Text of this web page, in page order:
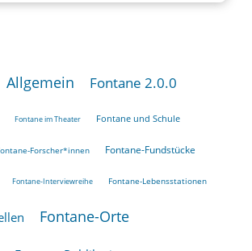
Allgemein Fontane 2.0.0
Fontane im Theater Fontane und Schule
Forscher*innen Fontane-Fundstücke
Fontane-Interviewreihe Fontane-Lebensstationen
Fontane-Orte